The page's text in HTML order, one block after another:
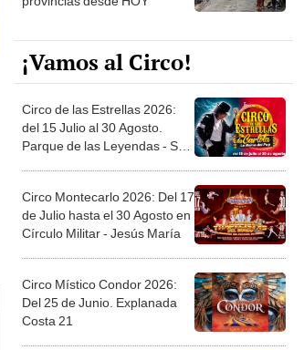
¡Vamos al Circo!
Circo de las Estrellas 2026:
del 15 Julio al 30 Agosto.
Parque de las Leyendas - San
Circo Montecarlo 2026: Del 17
de Julio hasta el 30 Agosto en
Círculo Militar - Jesús María
Circo Místico Condor 2026:
Del 25 de Junio. Explanada
Costa 21